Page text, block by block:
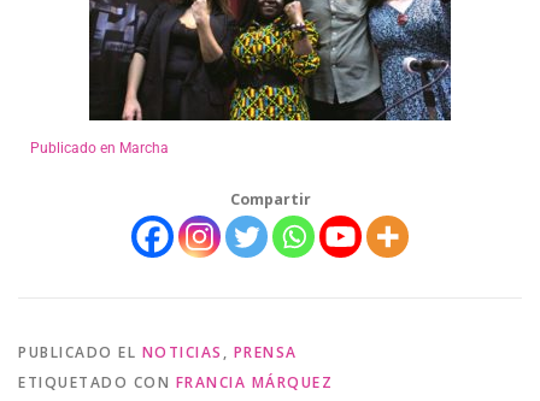
Publicado en Marcha
Compartir
PUBLICADO EL NOTICIAS , PRENSA
ETIQUETADO CON FRANCIA MÁRQUEZ